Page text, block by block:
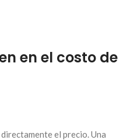
en el costo de
el precio. Una